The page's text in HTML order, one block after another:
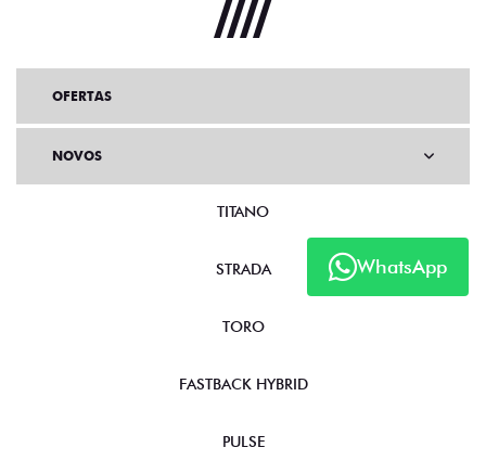
WhatsApp
OFERTAS
NOVOS
TITANO
STRADA
TORO
FASTBACK HYBRID
PULSE